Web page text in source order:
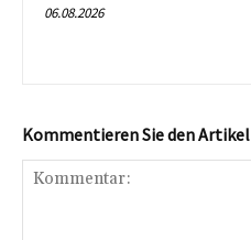
06.08.2026
Kommentieren Sie den Artikel